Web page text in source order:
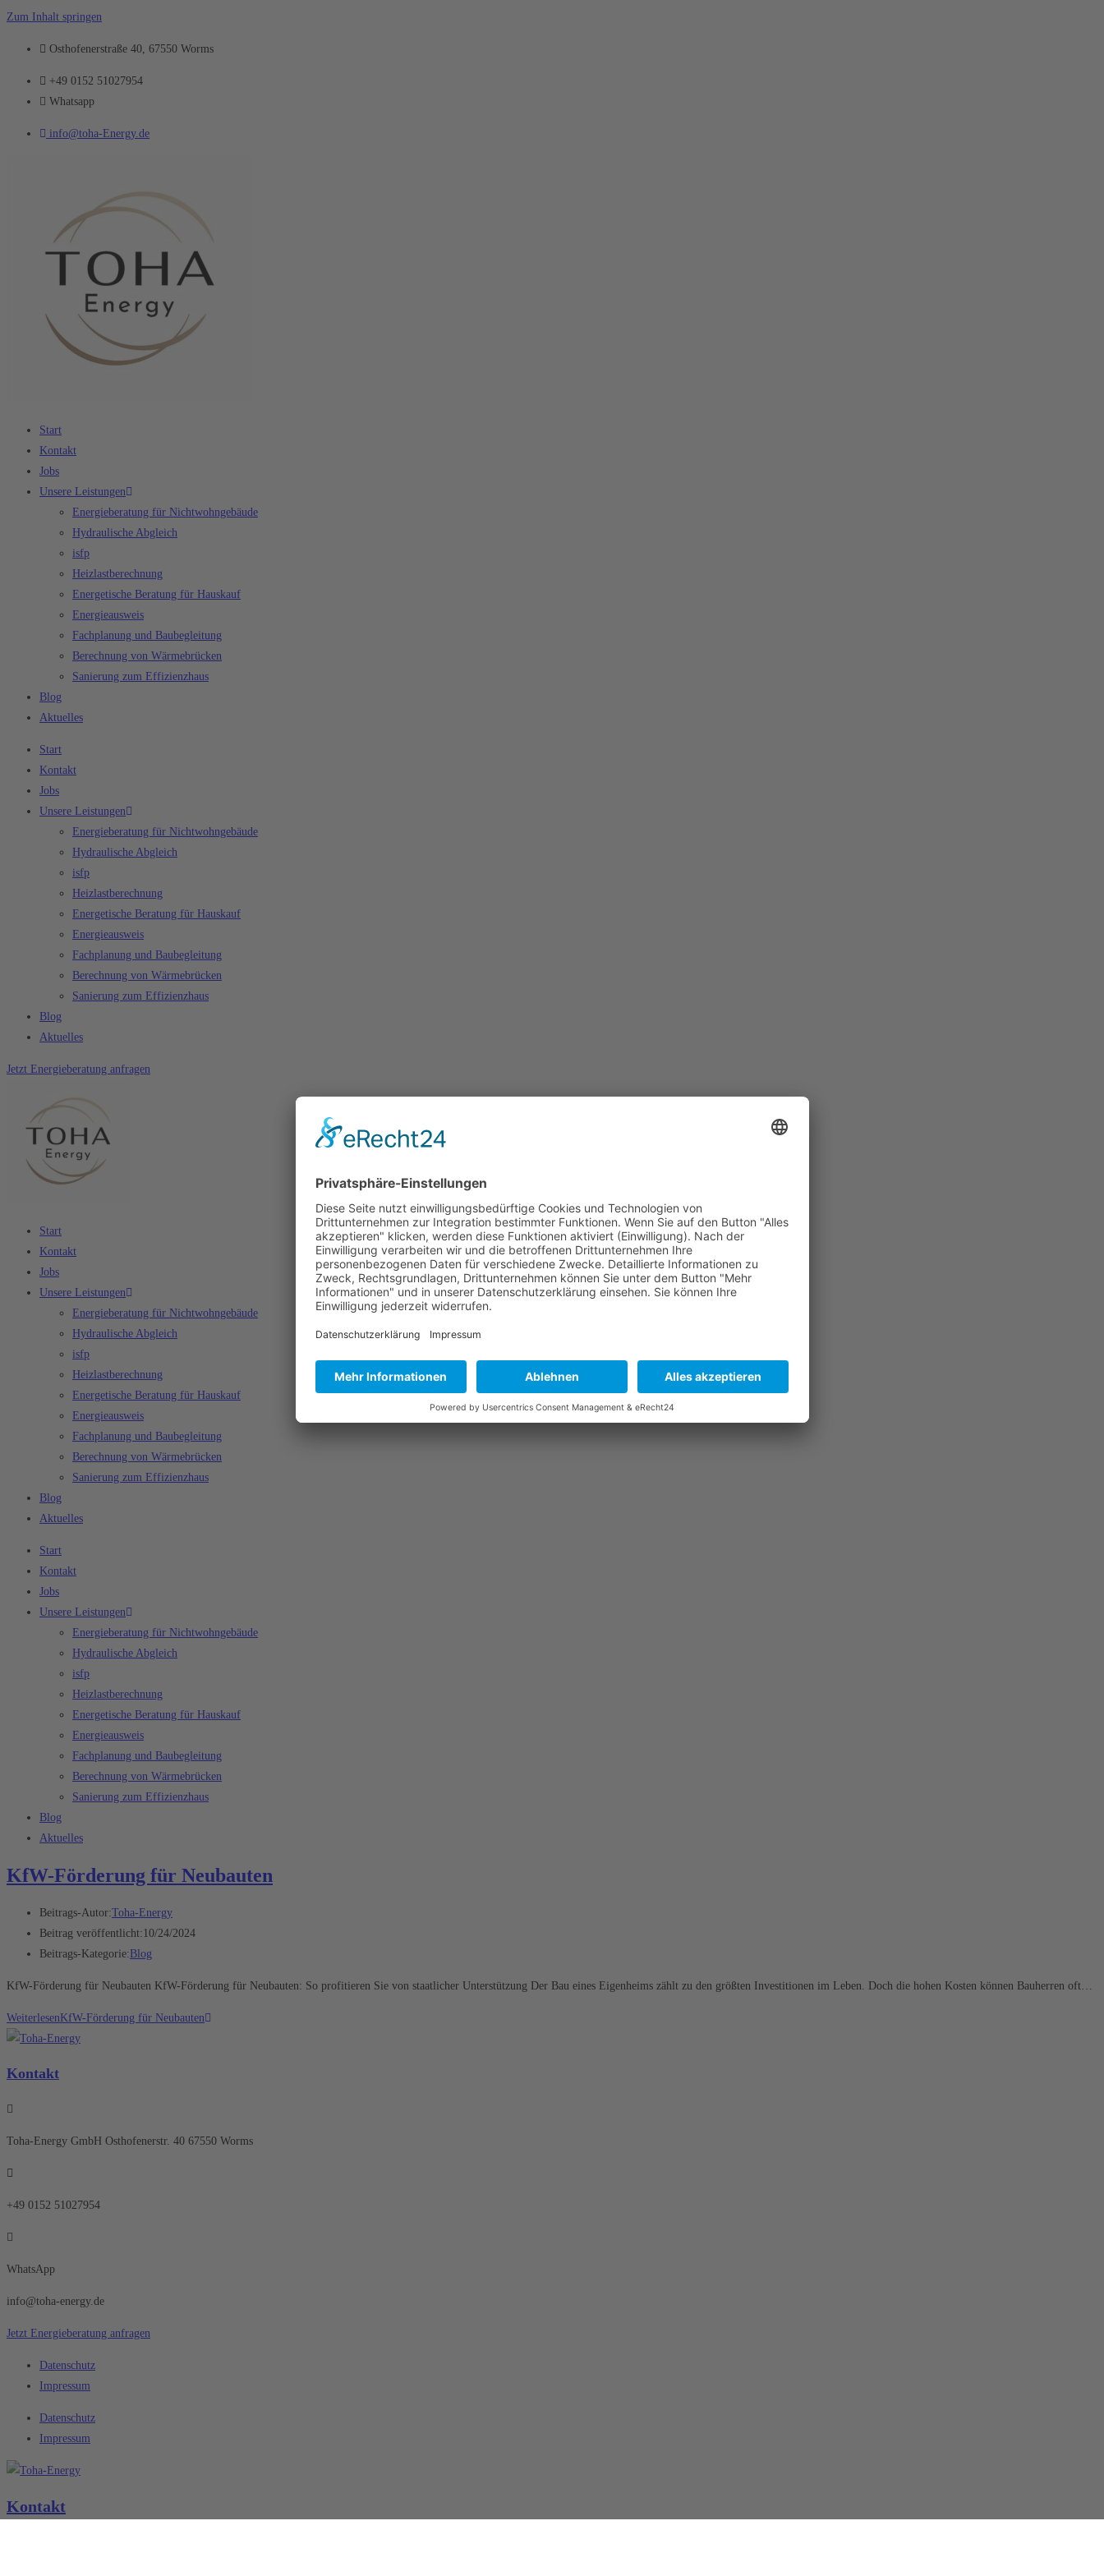
Zum Inhalt springen
Osthofenerstraße 40, 67550 Worms
+49 0152 51027954
Whatsapp
info@toha-Energy.de
Start
Kontakt
Jobs
Unsere Leistungen
Energieberatung für Nichtwohngebäude
Hydraulische Abgleich
isfp
Heizlastberechnung
Energetische Beratung für Hauskauf
Energieausweis
Fachplanung und Baubegleitung
Berechnung von Wärmebrücken
Sanierung zum Effizienzhaus
Blog
Aktuelles
Start
Kontakt
Jobs
Unsere Leistungen
Energieberatung für Nichtwohngebäude
Hydraulische Abgleich
isfp
Heizlastberechnung
Energetische Beratung für Hauskauf
Energieausweis
Fachplanung und Baubegleitung
Berechnung von Wärmebrücken
Sanierung zum Effizienzhaus
Blog
Aktuelles
Jetzt Energieberatung anfragen
Start
Kontakt
Jobs
Unsere Leistungen
Energieberatung für Nichtwohngebäude
Hydraulische Abgleich
isfp
Heizlastberechnung
Energetische Beratung für Hauskauf
Energieausweis
Fachplanung und Baubegleitung
Berechnung von Wärmebrücken
Sanierung zum Effizienzhaus
Blog
Aktuelles
Start
Kontakt
Jobs
Unsere Leistungen
Energieberatung für Nichtwohngebäude
Hydraulische Abgleich
isfp
Heizlastberechnung
Energetische Beratung für Hauskauf
Energieausweis
Fachplanung und Baubegleitung
Berechnung von Wärmebrücken
Sanierung zum Effizienzhaus
Blog
Aktuelles
KfW-Förderung für Neubauten
Beitrags-Autor:Toha-Energy
Beitrag veröffentlicht:10/24/2024
Beitrags-Kategorie: Blog
KfW-Förderung für Neubauten KfW-Förderung für Neubauten: So profitieren Sie von staatlicher Unterstützung Der Bau eines Eigenheims zählt zu den größten Investitionen im Leben. Doch die hohen Kosten können Bauherren oft…
Weiterlesen KfW-Förderung für Neubauten
Kontakt
Toha-Energy GmbH Osthofenerstr. 40 67550 Worms
+49 0152 51027954
WhatsApp
info@toha-energy.de
Jetzt Energieberatung anfragen
Datenschutz
Impressum
Datenschutz
Impressum
Kontakt